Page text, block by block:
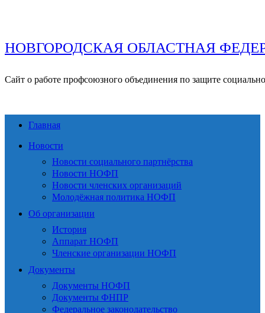
НОВГОРОДСКАЯ ОБЛАСТНАЯ
Сайт о работе профсоюзного объединения по защите
Главная
Новости
Новости социального партнёрства
Новости НОФП
Новости членских организаций
Молодёжная политика НОФП
Об организации
История
Аппарат НОФП
Членские организации НОФП
Документы
Документы НОФП
Документы ФНПР
Федеральное законодательство